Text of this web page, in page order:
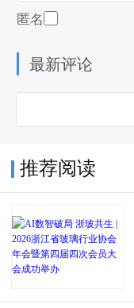
匿名
最新评论
推荐阅读